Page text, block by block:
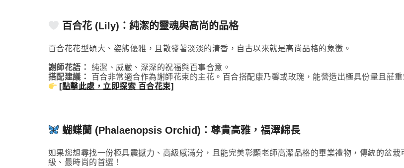
百合花 (Lily)：純潔的靈魂與高尚的品格
百合花花型碩大、姿態優雅，且散發著淡淡的清香，自古以來就是高尚品格的象徵。
謝師花語：
純潔、威嚴、深深的祝福與百事合意。
搭配建議：
百合非常適合作為謝師花束的主花。百合搭配康乃馨或玫瑰，能營造出極具份量且莊
[點擊此處，立即探索 百合花束]
蝴蝶蘭 (Phalaenopsis Orchid)：尊貴高雅，福澤綿長
如果您想尋找一份極具震撼力、高級感滿分，且能完美彰顯老師高潔品格的畢業禮物，傳統的盆
級、最時尚的首選！